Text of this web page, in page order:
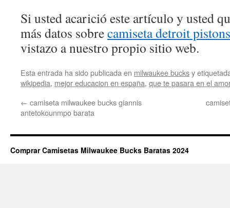
Si usted acarició este artículo y usted
más datos sobrecamiseta detroit pistons
vistazo a nuestro propio sitio web.
Esta entrada ha sido publicada en milwaukee bucksy
wikipedia, mejor educacion en españa, que te pasara en el amor
← camiseta milwaukee bucks giannis
antetokounmpo barata
Comprar Camisetas Milwaukee Bucks Baratas 2024